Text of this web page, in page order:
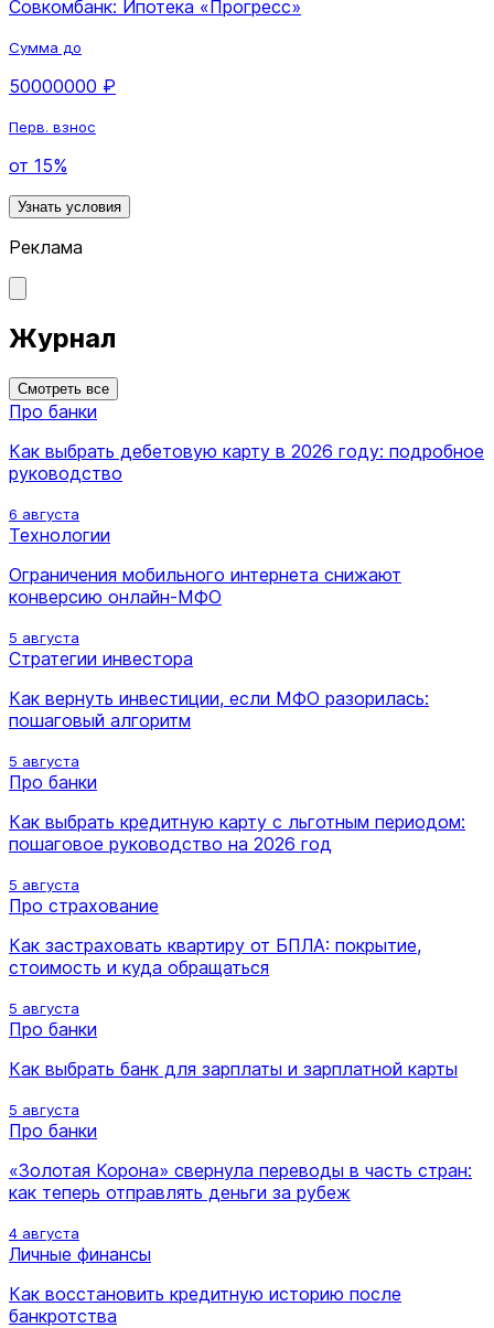
Совкомбанк: Ипотека «Прогресс»
Сумма до
50000000 ₽
Перв. взнос
от 15%
Узнать условия
Реклама
Журнал
Смотреть все
Про банки
Как выбрать дебетовую карту в 2026 году: подробное
руководство
6 августа
Технологии
Ограничения мобильного интернета снижают
конверсию онлайн-МФО
5 августа
Стратегии инвестора
Как вернуть инвестиции, если МФО разорилась:
пошаговый алгоритм
5 августа
Про банки
Как выбрать кредитную карту с льготным периодом:
пошаговое руководство на 2026 год
5 августа
Про страхование
Как застраховать квартиру от БПЛА: покрытие,
стоимость и куда обращаться
5 августа
Про банки
Как выбрать банк для зарплаты и зарплатной карты
5 августа
Про банки
«Золотая Корона» свернула переводы в часть стран:
как теперь отправлять деньги за рубеж
4 августа
Личные финансы
Как восстановить кредитную историю после
банкротства